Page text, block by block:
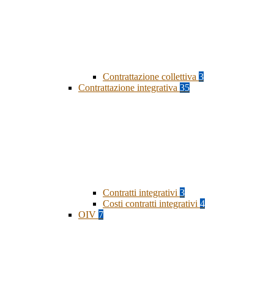
Contrattazione collettiva 3
Contrattazione integrativa 35
Contratti integrativi 3
Costi contratti integrativi 4
OIV 7